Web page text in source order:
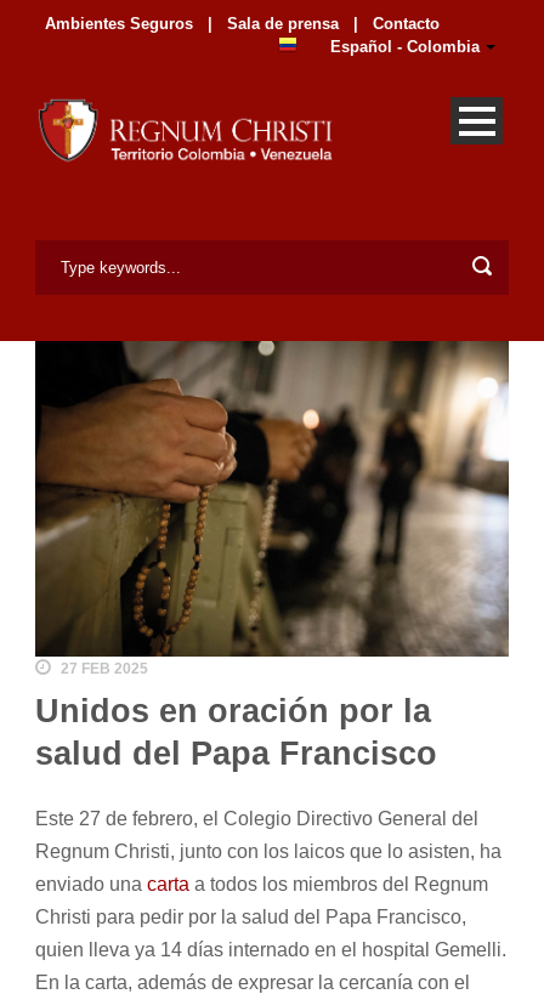
Ambientes Seguros Sala de prensa
Contacto
Español - Colombia
27 FEB 2025
Unidos en oración por la
salud del Papa Francisco
Este 27 de febrero, el Colegio Directivo General del
Regnum Christi, junto con los laicos que lo asisten, ha
enviado una carta a todos los miembros del Regnum
Christi para pedir por la salud del Papa Francisco,
quien lleva ya 14 días internado en el hospital Gemelli.
En la carta, además de expresar la cercanía con el